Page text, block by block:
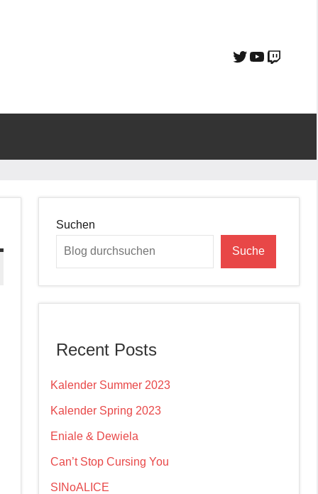
Suchen
Suche
Recent Posts
Kalender Summer 2023
Kalender Spring 2023
Eniale & Dewiela
Can’t Stop Cursing You
SINoALICE